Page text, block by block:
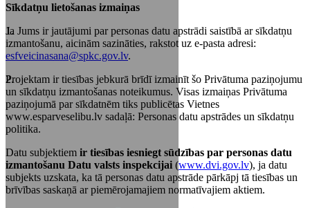
Sīkdatņu lietošanas izmaiņas
Ja Jums ir jautājumi par personas datu apstrādi saistībā ar sīkdatņu
izmantošanu, aicinām sazināties, rakstot uz e-pasta adresi:
esfveicinasana@spkc.gov.lv.
Projektam ir tiesības jebkurā brīdī izmainīt šo Privātuma paziņojumu
un sīkdatņu izmantošanas noteikumus. Visas izmaiņas Privātuma
paziņojumā par sīkdatnēm tiks publicētas Vietnes
www.esparveselibu.lv sadaļā: Personas datu apstrādes un sīkdatņu
politika.
Datu subjektiem ir tiesības iesniegt sūdzības par personas datu
izmantošanu Datu valsts inspekcijai (www.dvi.gov.lv), ja datu
subjekts uzskata, ka tā personas datu apstrāde pārkāpj tā tiesības un
brīvības saskaņā ar piemērojamajiem normatīvajiem aktiem.